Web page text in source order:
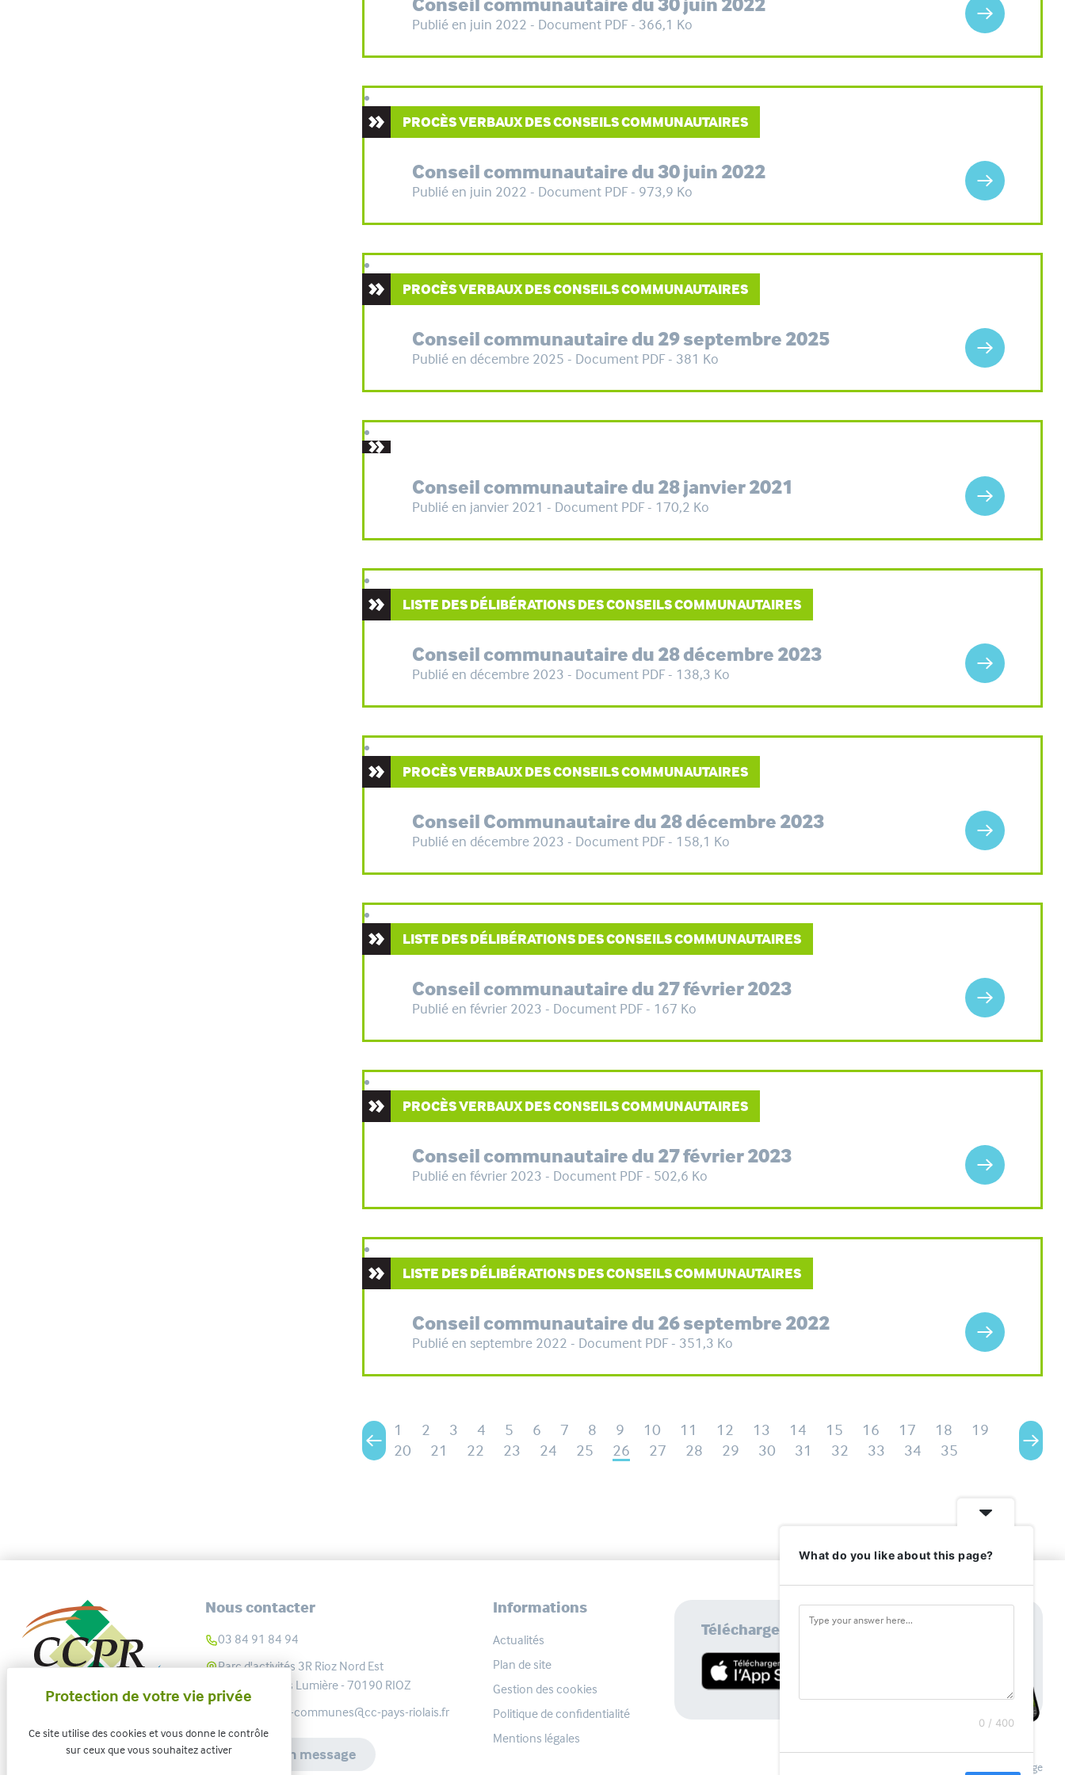
Publié en juin 2022 - Document PDF - 366,1 Ko
PROCÈS VERBAUX DES CONSEILS COMMUNAUTAIRES
Conseil communautaire du 30 juin 2022
Publié en juin 2022 - Document PDF - 973,9 Ko
PROCÈS VERBAUX DES CONSEILS COMMUNAUTAIRES
Conseil communautaire du 29 septembre 2025
Publié en décembre 2025 - Document PDF - 381 Ko
Conseil communautaire du 28 janvier 2021
Publié en janvier 2021 - Document PDF - 170,2 Ko
LISTE DES DÉLIBÉRATIONS DES CONSEILS COMMUNAUTAIRES
Conseil communautaire du 28 décembre 2023
Publié en décembre 2023 - Document PDF - 138,3 Ko
PROCÈS VERBAUX DES CONSEILS COMMUNAUTAIRES
Conseil Communautaire du 28 décembre 2023
Publié en décembre 2023 - Document PDF - 158,1 Ko
LISTE DES DÉLIBÉRATIONS DES CONSEILS COMMUNAUTAIRES
Conseil communautaire du 27 février 2023
Publié en février 2023 - Document PDF - 167 Ko
PROCÈS VERBAUX DES CONSEILS COMMUNAUTAIRES
Conseil communautaire du 27 février 2023
Publié en février 2023 - Document PDF - 502,6 Ko
LISTE DES DÉLIBÉRATIONS DES CONSEILS COMMUNAUTAIRES
Conseil communautaire du 26 septembre 2022
Publié en septembre 2022 - Document PDF - 351,3 Ko
1 2 3 4 5 6 7 8 9 10 11 12 13 14 15 16 17 18
19
20
21 22 23 24 25 26 27 28 29 30 31 32 33 34 35
Nous contacter
03 84 91 84 94
Parc d'activités 3R Rioz Nord Est
Rue des Frères Lumière - 70190 RIOZ
communaute-communes@cc-pays-riolais.fr
Envoyer un message
Informations
Actualités
Plan de site
Gestion des cookies
Politique de confidentialité
Mentions légales
Télécharger l'application
Réalisation Koredge
What do you like about this page?
0 / 400
Ce site utilise des cookies et vous donne le contrôle
sur ceux que vous souhaitez activer